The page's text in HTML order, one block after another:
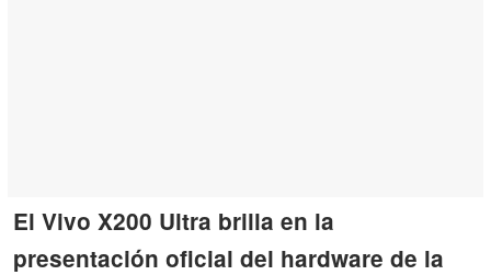
El Vivo X200 Ultra brilla en la
presentación oficial del hardware de la